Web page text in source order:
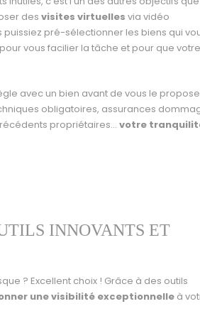
des visites virtuelles via vidéo
pré-sélectionner les biens qui
vous facilier la tâche et pour que votre
avec un bien avant de vous le
obligatoires, assurances
propriétaires… votre
INNOVANTS ET
? Excellent choix ! Grâce à des outils
une visibilité exceptionnelle à